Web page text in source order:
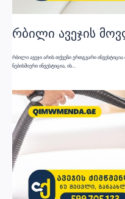
რბილი ავეჯის
რბილი ავეჯი არის თქვენი ერთგვარი
ნებისმიერი ინვესტიცია, ის…